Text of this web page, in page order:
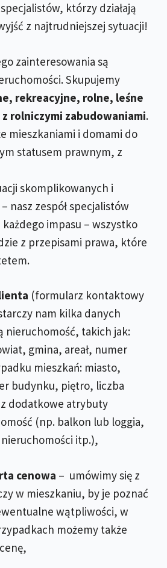
którzy działają
z najtrudniejszej sytuacji!
zainteresowania są
Skupujemy
rekreacyjne, rolne, leśne
rolniczymi zabudowaniami.
mieszkaniami i domami do
statusem prawnym, z
skomplikowanych i
nasz zespół specjalistów
impasu – wszystko
z przepisami prawa, które
(formularz kontaktowy
nam kilka danych
nieruchomość, takich jak:
gmina, areał, numer
mieszkań: miasto,
budynku, piętro, liczba
dodatkowe atrybuty
(np. balkon lub loggia,
itp.),
cenowa – umówimy się z
w mieszkaniu, by je poznać
wątpliwości, w
możemy także